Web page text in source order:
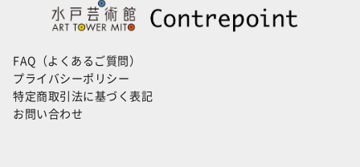
FAQ（よくあるご質問）
プライバシーポリシー
特定商取引法に基づく表記
お問い合わせ